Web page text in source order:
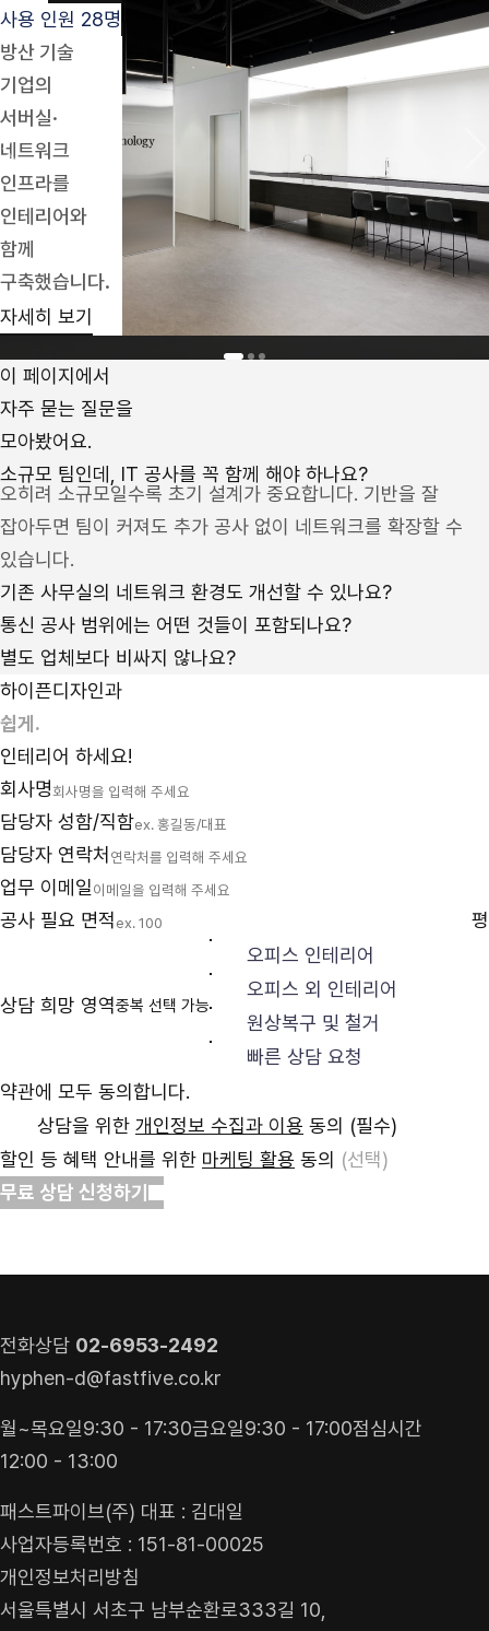
사용 인원 28명
방산 기술
기업의
서버실·
네트워크
인프라를
인테리어와
함께
구축했습니다.
자세히 보기
이 페이지에서
자주 묻는 질문을
모아봤어요.
소규모 팀인데, IT 공사를 꼭 함께 해야 하나요?
오히려 소규모일수록 초기 설계가 중요합니다. 기반을 잘
잡아두면 팀이 커져도 추가 공사 없이 네트워크를 확장할 수
있습니다.
기존 사무실의 네트워크 환경도 개선할 수 있나요?
통신 공사 범위에는 어떤 것들이 포함되나요?
별도 업체보다 비싸지 않나요?
하이픈디자인과
인테리어 하세요!
회사명
담당자 성함/직함
담당자 연락처
업무 이메일
공사 필요 면적
오피스 외 인테리어
원상복구 및 철거
빠른 상담 요청
상담을 위한개인정보 수집과 이용
할인 등 혜택 안내를 위한마케팅 활용동의 (선택)
무료 상담 신청하기
견적 받기 상담 신청
hyphen-d@fastfive.co.kr
월~목요일 9:30 - 17:30
12:00 - 13:00
사업자등록번호 : 151-81-00025
개인정보처리방침
서울특별시 서초구 남부순환로333길 10,
1층(101호), 2, 3층(서초동, 원일빌딩)